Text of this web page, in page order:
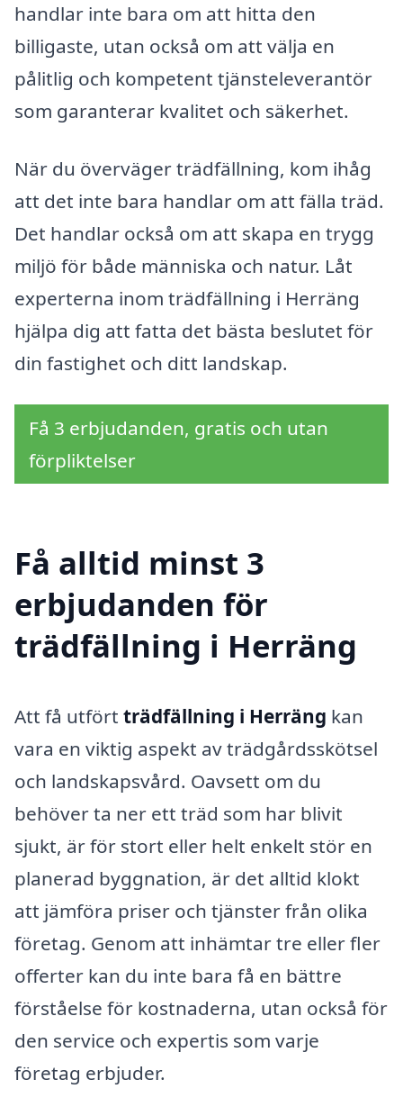
handlar inte bara om att hitta den
billigaste, utan också om att välja en
pålitlig och kompetent tjänsteleverantör
som garanterar kvalitet och säkerhet.
När du överväger trädfällning, kom ihåg
att det inte bara handlar om att fälla träd.
Det handlar också om att skapa en trygg
miljö för både människa och natur. Låt
experterna inom trädfällning i Herräng
hjälpa dig att fatta det bästa beslutet för
din fastighet och ditt landskap.
Få 3 erbjudanden, gratis och utan
förpliktelser
Få alltid minst 3
erbjudanden för
trädfällning i Herräng
Att få utfört trädfällning i Herräng kan
vara en viktig aspekt av trädgårdsskötsel
och landskapsvård. Oavsett om du
behöver ta ner ett träd som har blivit
sjukt, är för stort eller helt enkelt stör en
planerad byggnation, är det alltid klokt
att jämföra priser och tjänster från olika
företag. Genom att inhämtar tre eller fler
offerter kan du inte bara få en bättre
förståelse för kostnaderna, utan också för
den service och expertis som varje
företag erbjuder.